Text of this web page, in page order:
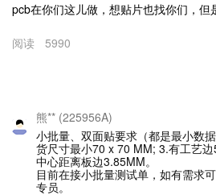
pcb在你们这儿做，想贴片也找你们，但
阅读 5990
熊** (225956A)
小批量、双面贴要求（都是最小数
货尺寸最小70 x 70 MM; 3.有工艺
中心距离板边3.85MM。
目前在接小批量测试单，如有需求
专员。